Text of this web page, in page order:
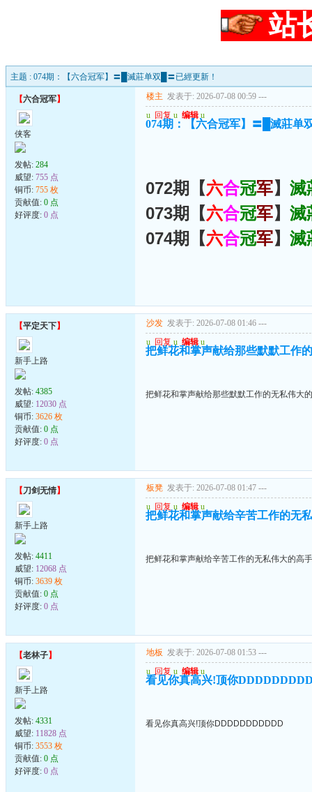
站
主题 : 074期：【六合冠军】〓█滅莊单双█〓已經更新！
【六合冠军】
侠客
发帖: 284
威望: 755 点
铜币: 755 枚
贡献值: 0 点
好评度: 0 点
楼主 发表于: 2026-07-08 00:59 ---
u 回复 u 编辑 u
074期：【六合冠军】〓█滅莊单
072期【六合冠军】 滅
073期【六合冠军】 滅
074期【六合冠军】 滅
【平定天下】
新手上路
发帖: 4385
威望: 12030 点
铜币: 3626 枚
贡献值: 0 点
好评度: 0 点
沙发 发表于: 2026-07-08 01:46 ---
u 回复 u 编辑 u
把鲜花和掌声献给那些默默工作
把鲜花和掌声献给那些默默工作的无私伟大
【刀剑无情】
新手上路
发帖: 4411
威望: 12068 点
铜币: 3639 枚
贡献值: 0 点
好评度: 0 点
板凳 发表于: 2026-07-08 01:47 ---
u 回复 u 编辑 u
把鲜花和掌声献给辛苦工作的无
把鲜花和掌声献给辛苦工作的无私伟大的高
【老林子】
新手上路
发帖: 4331
威望: 11828 点
铜币: 3553 枚
贡献值: 0 点
好评度: 0 点
地板 发表于: 2026-07-08 01:53 ---
u 回复 u 编辑 u
看见你真高兴!顶你
看见你真高兴!顶你DDDDDDDDDDD